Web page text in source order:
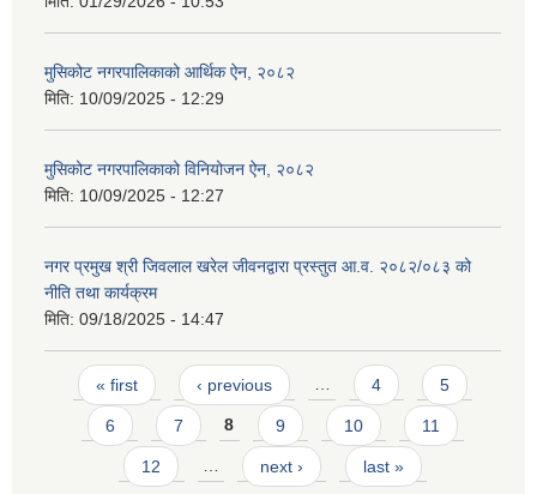
मुसिकोट नगरपालिकाको आर्थिक ऐन, २०८२
मिति: 10/09/2025 - 12:29
मुसिकोट नगरपालिकाको विनियोजन ऐन, २०८२
मिति: 10/09/2025 - 12:27
नगर प्रमुख श्री जिवलाल खरेल जीवनद्वारा प्रस्तुत आ.व. २०८२/०८३ को
नीति तथा कार्यक्रम
मिति: 09/18/2025 - 14:47
Pages
« first ‹ previous … 4 5
6 7 8 9 10 11
12 … next › last »